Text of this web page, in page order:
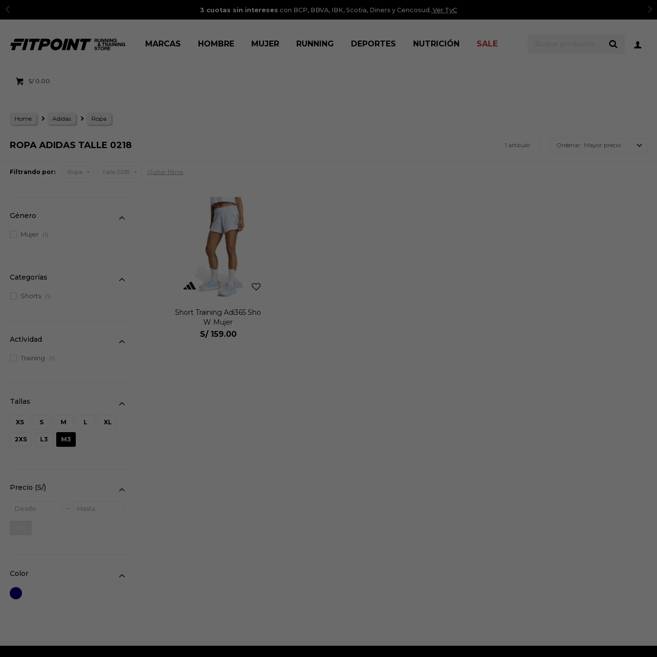
3 cuotas sin intereses con BCP, BBVA, IBK, Scotia, Diners y Cencosud. Ver TyC
MARCAS HOMBRE MUJER RUNNING DEPORTES NUTRICIÓN SALE
S/ 0.00
Home Adidas Ropa
ROPA ADIDAS TALLE 0218 1 artículo Mayor precio
Filtrando por: Ropa Talle 0218 Quitar filtros
Short Training Adi365 Sho
W Mujer
S/ 159.00
Categorías
Shorts (1)
XS S M L XL
2XS L3 M3
Precio (S/)
Género
Mujer (1)
Color
Actividad
Training (1)